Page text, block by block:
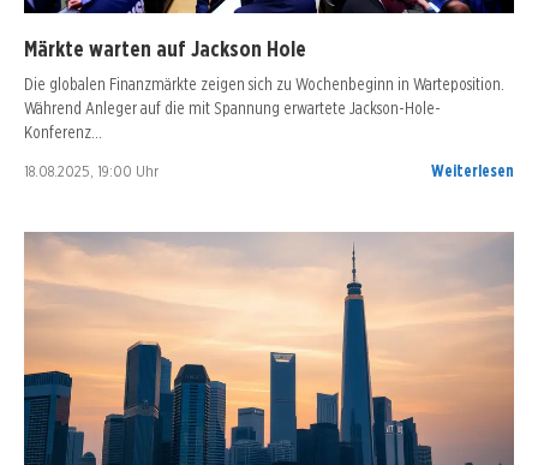
Märkte warten auf Jackson Hole
Die globalen Finanzmärkte zeigen sich zu Wochenbeginn in Warteposition.
Während Anleger auf die mit Spannung erwartete Jackson-Hole-
Konferenz…
18.08.2025, 19:00 Uhr Weiterlesen